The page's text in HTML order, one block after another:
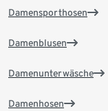
Damensporthosen
Damenblusen
Damenunterwäsche
Damenhosen